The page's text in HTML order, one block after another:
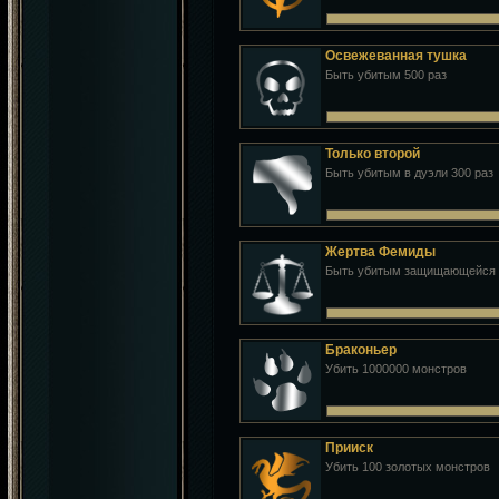
Освежеванная тушка
Быть убитым 500 раз
Только второй
Быть убитым в дуэли 300 раз
Жертва Фемиды
Быть убитым защищающейся
Браконьер
Убить 1000000 монстров
Прииск
Убить 100 золотых монстров